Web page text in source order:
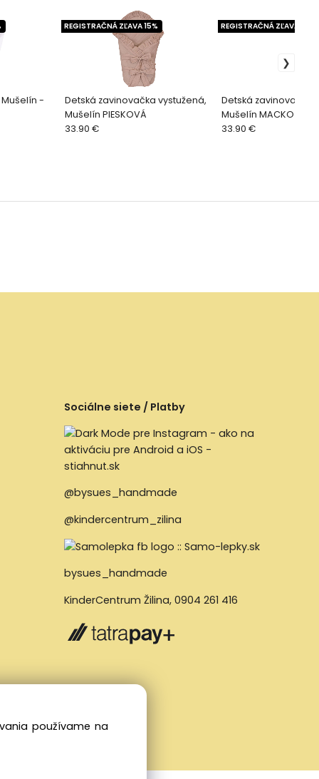
-
Detská zavinovačka vystužená,
Mušelín PIESKOVÁ
REGISTRAČNÁ ZĽAVA 15%
33.90 €
Detská zavinovačka
Mušelín MACKO S
REGISTRAČNÁ ZĽAVA 15%
33.90 €
Sociálne siete / Platby
@bysues_handmade
@kindercentrum_zilina
bysues_handmade
KinderCentrum Žilina,0904 261 416
používame na